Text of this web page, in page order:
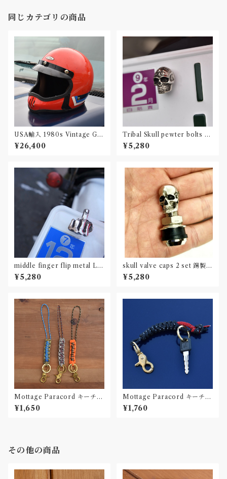
同じカテゴリの商品
USA輸入 1980s Vintage Gri
ffin Fullface helmet Mサ
イズ（58相当）
¥26,400
Tribal Skull pewter bolts 2
set
¥5,280
middle finger flip metal Lic
ense plate bolts 2 set
¥5,280
skull valve caps 2 set 錫製ス
カルバルブキャップ
¥5,280
Mottage Paracord キーチェ
ーン 003
¥1,650
Mottage Paracord キーチェ
ーン 002
¥1,760
その他の商品